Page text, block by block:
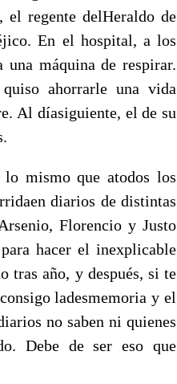
el regente delHeraldo de
En el hospital, a los
una máquina de respirar.
ahorrarle una vida
Al díasiguiente, el de su
mismo que atodos los
diarios de distintas
Florencio y Justo
hacer el inexplicable
tras año, y después, si te
ladesmemoria y el
no saben ni quienes
Debe de ser eso que